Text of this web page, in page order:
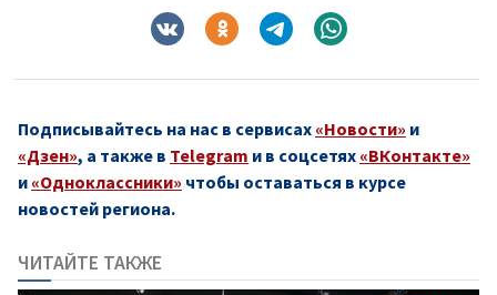
Подписывайтесь на нас в сервисах «Новости» и
«Дзен», а также в Telegram и в соцсетях «ВКонтакте»
и «Одноклассники» чтобы оставаться в курсе
новостей региона.
ЧИТАЙТЕ ТАКЖЕ